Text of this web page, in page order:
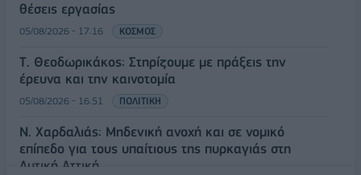
θέσεις εργασίας
05/08/2026 - 17:16 ΚΟΣΜΟΣ
Τ. Θεοδωρικάκος: Στηρίζουμε με πράξεις την
έρευνα και την καινοτομία
05/08/2026 - 16:51 ΠΟΛΙΤΙΚΗ
Ν. Χαρδαλιάς: Μηδενική ανοχή και σε νομικό
επίπεδο για τους υπαίτιους της πυρκαγιάς στη
Δυτική Αττική